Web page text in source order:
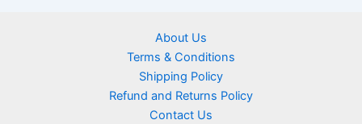
About Us
Terms & Conditions
Shipping Policy
Refund and Returns Policy
Contact Us